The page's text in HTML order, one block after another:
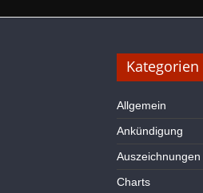
Kategorien
Allgemein
Ankündigung
Auszeichnungen
Charts